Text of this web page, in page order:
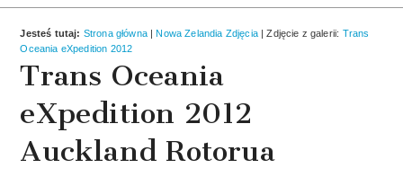
Jesteś tutaj: Strona główna|Nowa Zelandia Zdjęcia| Zdjęcie z galerii: Trans
Oceania eXpedition 2012
Trans Oceania
eXpedition 2012
Auckland Rotorua